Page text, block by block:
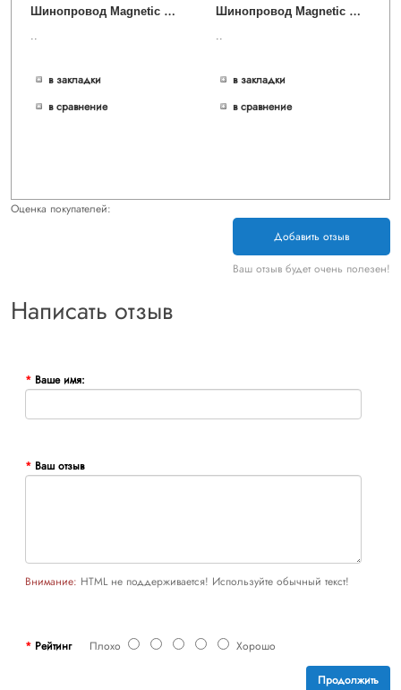
Ш
инопровод Magnetic track 48 APL.0172.10.200
..
в закладки
в сравнение
Ш
инопровод Magnetic track 48 APL.0172.10.300
..
в закладки
в сравнение
Оценка покупателей:
Добавить отзыв
Ваш отзыв будет очень полезен!
Написать отзыв
Ваше имя:
Ваш отзыв
Внимание: HTML не поддерживается! Используйте обычный текст!
РейтингПлохо Хорошо
Продолжить